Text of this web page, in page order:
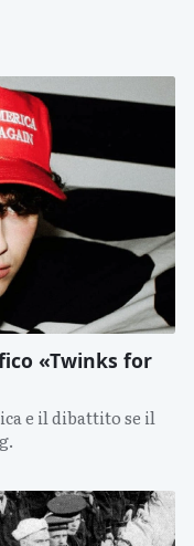
«Twinks for
e il dibattito se il